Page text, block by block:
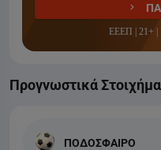
ΕΕΕΠ | 21+
Προγνωστικά
ΠΟΔΟΣΦΑΙΡΟ